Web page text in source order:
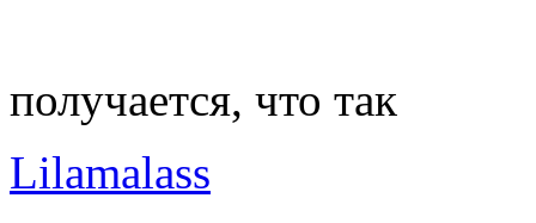
получается, что так
Lilamalass